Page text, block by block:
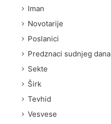
Iman
Novotarije
Poslanici
Predznaci sudnjeg dana
Sekte
Širk
Tevhid
Vesvese